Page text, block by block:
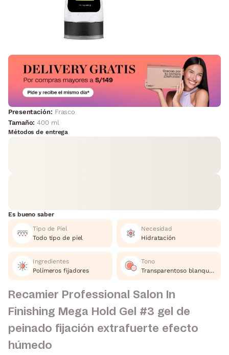
Presentación: Frasco
Tamaño:400 ml
Métodos de entrega
Es bueno saber
Tipo de Piel
Todo tipo de piel
Necesidad
Hidratación
Ingredientes
Polímeros fijadores
Tono
Transparentoso blanquesino
Recamier Professional Salon In
Finishing Mega Hold Gel #3 gel de
peinado fijación extrafuerte efecto
húmedo